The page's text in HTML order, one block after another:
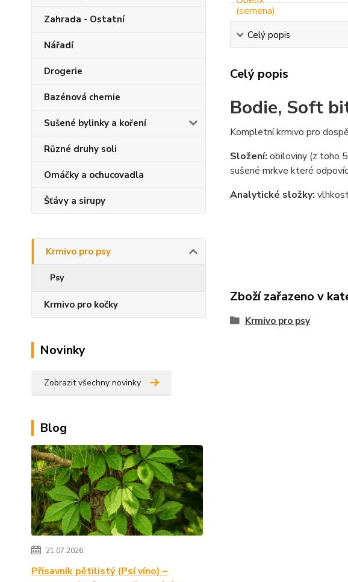
Zahrada - Ostatní
Nářadí
Drogerie
Bazénová chemie
Sušené bylinky a koření
Různé druhy soli
Omáčky a ochucovadla
Šťávy a sirupy
Krmivo pro psy
Psy
Krmivo pro kočky
Novinky
Zobrazit všechny novinky
Blog
21.07.2026
Přísavník pětilistý (Psí víno) –
Celý popis
Celý popis
Bodie, Soft
Kompletní krmivo pro
Složení: obiloviny (z toho
sušené mrkve které
Analytické složky:
Zboží zařazeno v
Krmivo pro psy